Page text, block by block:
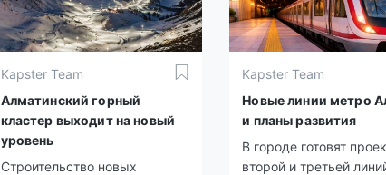
Kapster Team
Алматинский горный
кластер выходит на новый
уровень
Строительство новых
Kapster Team
Новые линии метро
и планы развития
В городе готовят
второй и третьей